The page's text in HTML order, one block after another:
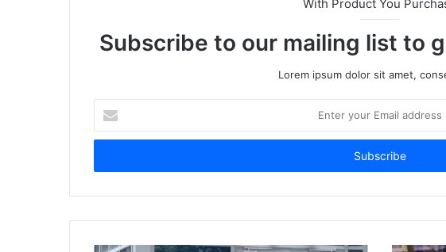
With Product You
Subscribe to our mailing list to
Lorem ipsum dolor sit amet,
your
Email